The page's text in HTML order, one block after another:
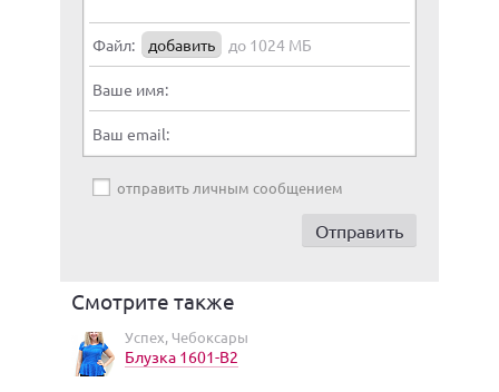
Файл: добавить до 1024 МБ
Ваше имя:
Ваш email:
отправить личным сообщением
Смотрите также
Успех, Чебоксары
Блузка 1601-В2